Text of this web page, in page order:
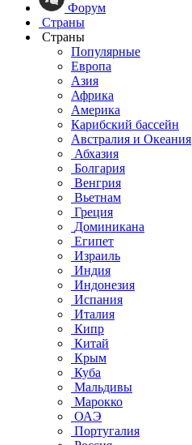
Форум
Страны
Страны
Популярные
Европа
Азия
Африка
Америка
Карибский бассейн
Австралия и Океания
Абхазия
Болгария
Венгрия
Вьетнам
Греция
Доминикана
Египет
Израиль
Индия
Индонезия
Испания
Италия
Кипр
Китай
Крым
Куба
Мальдивы
Марокко
ОАЭ
Португалия